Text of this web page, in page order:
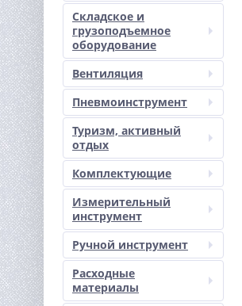
Складское и
грузоподъемное
оборудование
Вентиляция
Пневмоинструмент
Туризм, активный
отдых
Комплектующие
Измерительный
инструмент
Ручной инструмент
Расходные
материалы